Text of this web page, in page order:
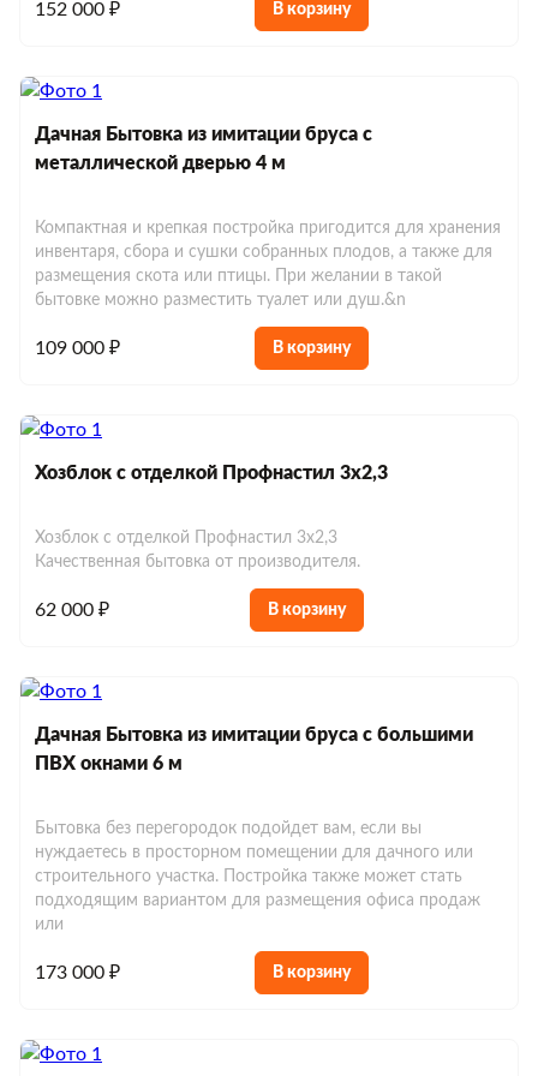
152 000 ₽ В корзину
Дачная Бытовка из имитации бруса с
металлической дверью 4 м
Компактная и крепкая постройка пригодится для хранения
инвентаря, сбора и сушки собранных плодов, а также для
размещения скота или птицы. При желании в такой
бытовке можно разместить туалет или душ.&n
109 000 ₽ В корзину
Хозблок с отделкой Профнастил 3х2,3
Хозблок с отделкой Профнастил 3х2,3
Качественная бытовка от производителя.
62 000 ₽ В корзину
Дачная Бытовка из имитации бруса с большими
ПВХ окнами 6 м
Бытовка без перегородок подойдет вам, если вы
нуждаетесь в просторном помещении для дачного или
строительного участка. Постройка также может стать
подходящим вариантом для размещения офиса продаж
или
173 000 ₽ В корзину